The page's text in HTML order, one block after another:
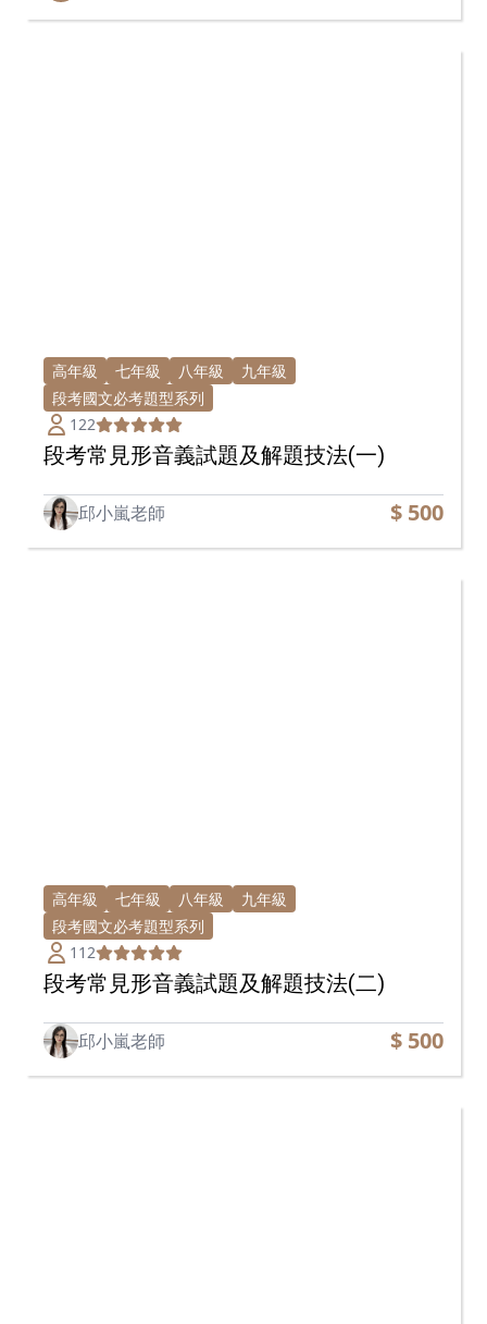
高年級 七年級 八年級
九年級
段考國文必考題型系列
122
段考常見形音義試題及解題技法(一)
邱小嵐老師 $ 500
高年級 七年級 八年級
九年級
段考國文必考題型系列
112
段考常見形音義試題及解題技法(二)
邱小嵐老師 $ 500